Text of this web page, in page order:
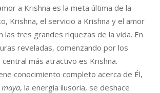
a Krishna es la meta última de la
Krishna, el servicio a Krishna y el amor
las tres grandes riquezas de la vida. En
reveladas, comenzando por los
más atractivo es Krishna.
conocimiento completo acerca de Él,
maya, la energía ilusoria, se deshace